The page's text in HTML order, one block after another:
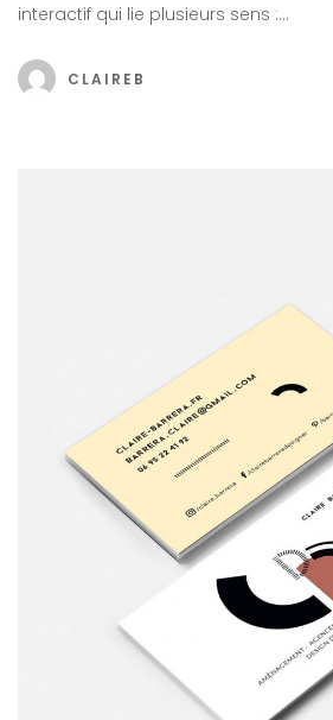
interactif qui lie plusieurs sens :…
CLAIREB